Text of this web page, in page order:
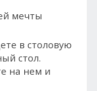
мечты
в столовую
стол.
на нем и